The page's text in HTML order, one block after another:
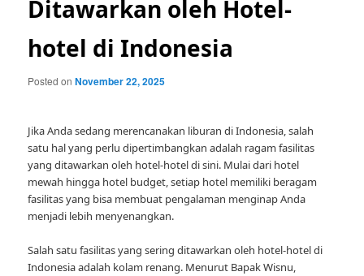
Ditawarkan oleh Hotel-
hotel di Indonesia
Posted onNovember 22, 2025
Jika Anda sedang merencanakan liburan di Indonesia, salah
satu hal yang perlu dipertimbangkan adalah ragam fasilitas
yang ditawarkan oleh hotel-hotel di sini. Mulai dari hotel
mewah hingga hotel budget, setiap hotel memiliki beragam
fasilitas yang bisa membuat pengalaman menginap Anda
menjadi lebih menyenangkan.
Salah satu fasilitas yang sering ditawarkan oleh hotel-hotel di
Indonesia adalah kolam renang. Menurut Bapak Wisnu,